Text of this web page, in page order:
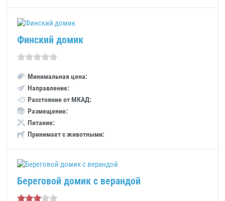
Финский домик
Минимальная цена:
Направление:
Расстояние от МКАД:
Размещение:
Питание:
Принимает с животными:
Береговой домик с верандой